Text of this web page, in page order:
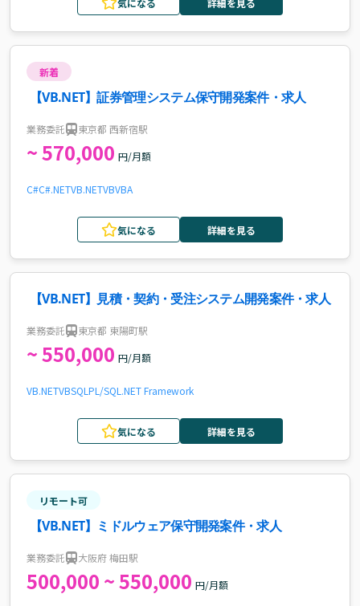
新着
【VB.NET】証券管理システム保守開発案件・求人
業務委託 東京都 西新宿駅
~ 570,000 円/月額
C#C#.NETVB.NETVBVBA
気になる 詳細を見る
【VB.NET】見積・契約・受注システム開発案件・求人
業務委託 東京都 東陽町駅
~ 550,000 円/月額
VB.NETVBSQL PL/SQL .NET Framework
気になる 詳細を見る
リモート可
【VB.NET】ミドルウェア保守開発案件・求人
業務委託 大阪府 梅田駅
500,000 ~ 550,000 円/月額